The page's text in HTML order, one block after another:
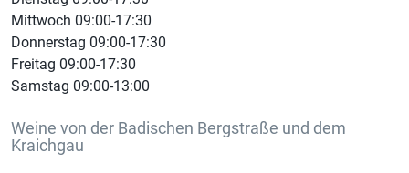
Mittwoch 09:00-17:30
Donnerstag 09:00-17:30
Freitag 09:00-17:30
Samstag 09:00-13:00
Weine von der Badischen Bergstraße und dem
Kraichgau